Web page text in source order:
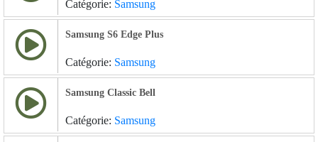
Catégorie: Samsung
Samsung S6 Edge Plus
Catégorie: Samsung
Samsung Classic Bell
Catégorie: Samsung